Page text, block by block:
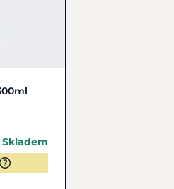
Skladem